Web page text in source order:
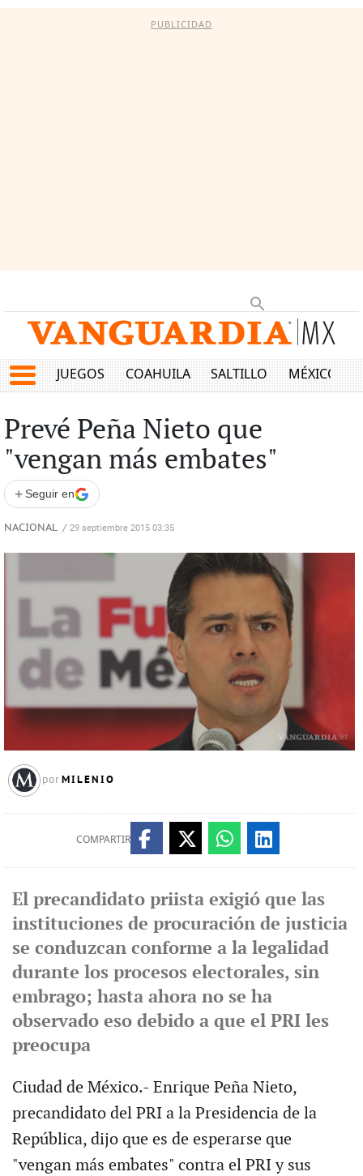
PUBLICIDAD
JUEGOS COAHUILA SALTILLO MÉXICO
Prevé Peña Nieto que
"vengan más embates"
+ Seguir en
NACIONAL / 29 septiembre 2015 03:35
por MILENIO
COMPARTIR
El precandidato priista exigió que las
instituciones de procuración de justicia
se conduzcan conforme a la legalidad
durante los procesos electorales, sin
embrago; hasta ahora no se ha
observado eso debido a que el PRI les
preocupa
Ciudad de México.- Enrique Peña Nieto,
precandidato del PRI a la Presidencia de la
República, dijo que es de esperarse que
"vengan más embates" contra el PRI y sus